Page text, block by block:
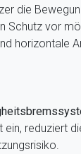
die
Schutz vor
horizontale
reduziert